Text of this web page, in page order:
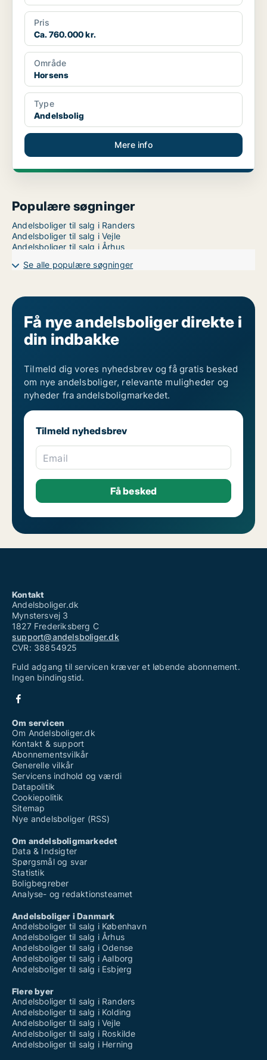
Pris
Ca. 760.000 kr.
Område
Horsens
Type
Andelsbolig
Mere info
Populære søgninger
Andelsboliger til salg i Randers
Andelsboliger til salg i Vejle
Andelsboliger til salg i Århus
Se alle populære søgninger
Få nye andelsboliger direkte i
din indbakke
Tilmeld dig vores nyhedsbrev og få gratis besked
om nye andelsboliger, relevante muligheder og
nyheder fra andelsboligmarkedet.
Tilmeld nyhedsbrev
Email
Kontakt
Andelsboliger.dk
Mynstersvej 3
1827 Frederiksberg C
support@andelsboliger.dk
CVR: 38854925
Fuld adgang til servicen kræver et løbende abonnement.
Ingen bindingstid.
Om servicen
Om Andelsboliger.dk
Kontakt & support
Abonnementsvilkår
Generelle vilkår
Servicens indhold og værdi
Datapolitik
Cookiepolitik
Sitemap
Nye andelsboliger (RSS)
Om andelsboligmarkedet
Data & Indsigter
Spørgsmål og svar
Statistik
Boligbegreber
Analyse- og redaktionsteamet
Andelsboliger i Danmark
Andelsboliger til salg i København
Andelsboliger til salg i Århus
Andelsboliger til salg i Odense
Andelsboliger til salg i Aalborg
Andelsboliger til salg i Esbjerg
Flere byer
Andelsboliger til salg i Randers
Andelsboliger til salg i Kolding
Andelsboliger til salg i Vejle
Andelsboliger til salg i Roskilde
Andelsboliger til salg i Herning